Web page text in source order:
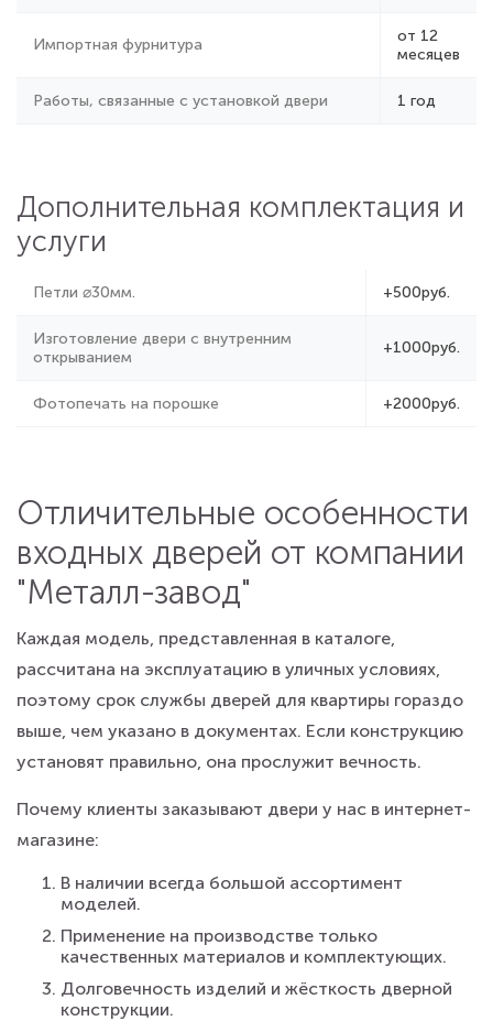
Импортная фурнитура
от 12
месяцев
Работы, связанные с установкой двери 1 год
Дополнительная комплектация и
услуги
Петли ⌀30мм. +500руб.
Изготовление двери с внутренним
открыванием
+1000руб.
Фотопечать на порошке +2000руб.
Отличительные особенности
входных дверей от компании
"Металл-завод"
Каждая модель, представленная в каталоге,
рассчитана на эксплуатацию в уличных условиях,
поэтому срок службы дверей для квартиры гораздо
выше, чем указано в документах. Если конструкцию
установят правильно, она прослужит вечность.
Почему клиенты заказывают двери у нас в интернет-
магазине:
В наличии всегда большой ассортимент
моделей.
Применение на производстве только
качественных материалов и комплектующих.
Долговечность изделий и жёсткость дверной
конструкции.